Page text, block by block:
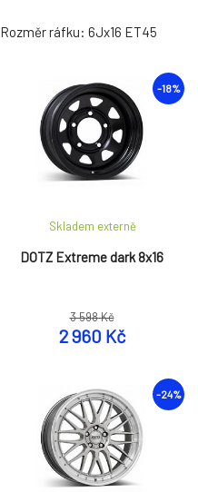
Rozměr ráfku: 6Jx16 ET45
-18%
DOTZ Extreme dark 8x16
Skladem externě
3 598 Kč
2 960 Kč
-24%